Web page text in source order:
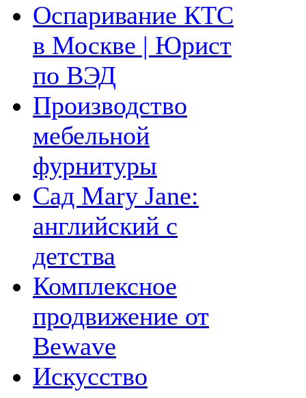
Оспаривание КТС
в Москве | Юрист
по ВЭД
Производство
мебельной
фурнитуры
Сад Mary Jane:
английский с
детства
Комплексное
продвижение от
Bewave
Искусство